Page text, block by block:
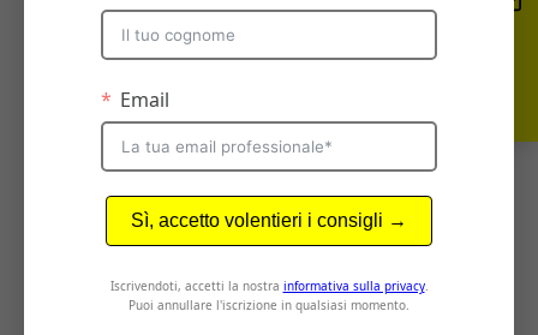
1. Touchpoint digitali
Nel mondo digitale, il sito web
del brand rappresenta il punto di
contatto più ovvio e forse il più
importante. È la vetrina
principale dove i consumatori
cercano informazioni sui prodotti